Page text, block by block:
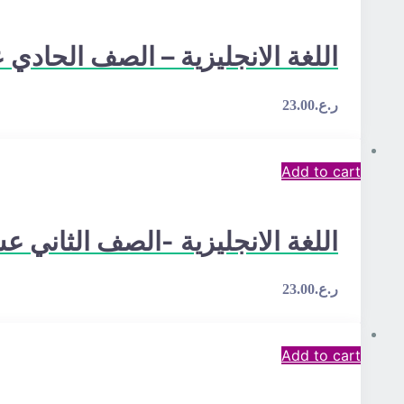
اللغة الانجليزية – الصف
ر.ع.23.00
Add to cart
اللغة الانجليزية -الصف الثاني
ر.ع.23.00
Add to cart